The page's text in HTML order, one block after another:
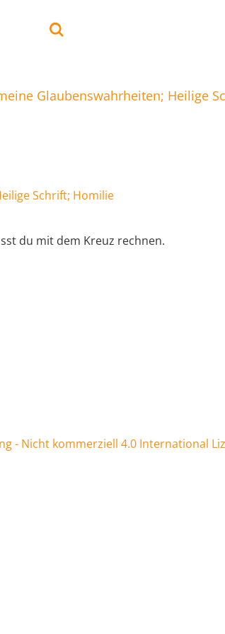
Glaubenswahrheiten; Heilige
Schrift; Homilie
du mit dem Kreuz rechnen.
- Nicht kommerziell 4.0 International